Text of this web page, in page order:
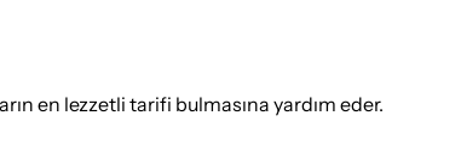
en lezzetli tarifi bulmasına yardım eder.